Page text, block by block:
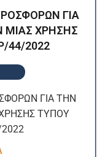
ΓΙΑ
ΧΡΗΣΗΣ
44/2022
ΓΙΑ ΤΗΝ
ΤΥΠΟΥ